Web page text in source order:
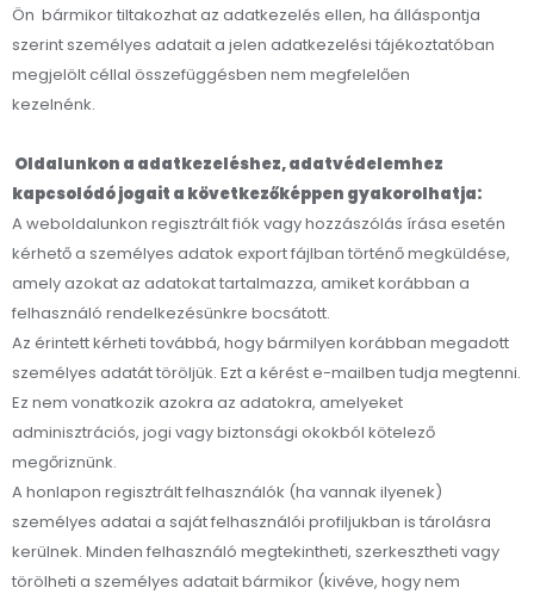
Ön bármikor tiltakozhat az adatkezelés ellen, ha álláspontja
szerint személyes adatait a jelen adatkezelési tájékoztatóban
megjelölt céllal összefüggésben nem megfelelően
kezelnénk.
Oldalunkon a adatkezeléshez, adatvédelemhez
kapcsolódó jogait a következőképpen gyakorolhatja:
A weboldalunkon regisztrált fiók vagy hozzászólás írása esetén
kérhető a személyes adatok export fájlban történő megküldése,
amely azokat az adatokat tartalmazza, amiket korábban a
felhasználó rendelkezésünkre bocsátott.
Az érintett kérheti továbbá, hogy bármilyen korábban megadott
személyes adatát töröljük. Ezt a kérést e-mailben tudja megtenni.
Ez nem vonatkozik azokra az adatokra, amelyeket
adminisztrációs, jogi vagy biztonsági okokból kötelező
megőriznünk.
A honlapon regisztrált felhasználók (ha vannak ilyenek)
személyes adatai a saját felhasználói profiljukban is tárolásra
kerülnek. Minden felhasználó megtekintheti, szerkesztheti vagy
törölheti a személyes adatait bármikor (kivéve, hogy nem